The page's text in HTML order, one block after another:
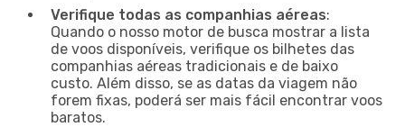
Verifique todas as companhias aéreas:
Quando o nosso motor de busca mostrar a lista
de voos disponíveis, verifique os bilhetes das
companhias aéreas tradicionais e de baixo
custo. Além disso, se as datas da viagem não
forem fixas, poderá ser mais fácil encontrar voos
baratos.